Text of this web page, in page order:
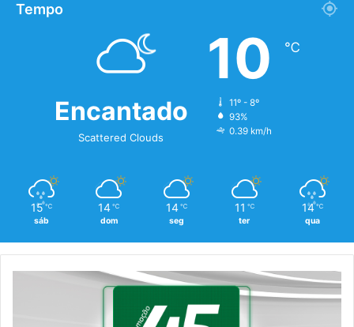
Tempo
Encantado
Scattered Clouds
10 ℃
11º - 8º
93%
0.39 km/h
15 ℃
sáb
14 ℃
dom
14 ℃
seg
11 ℃
ter
14 ℃
qua